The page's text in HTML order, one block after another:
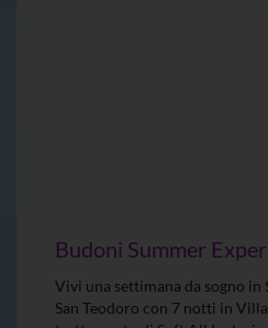
Budoni Summer
Vivi una settimana da sogno in
San Teodoro con 7 notti in